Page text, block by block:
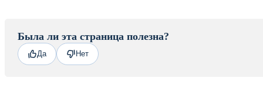
Была ли эта страница полезна?
Да Нет